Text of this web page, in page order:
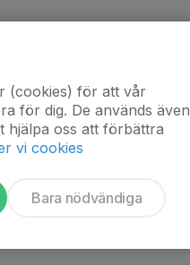
(cookies) för att vår
för dig. De används även
hjälpa oss att förbättra
vi cookies
Bara nödvändiga